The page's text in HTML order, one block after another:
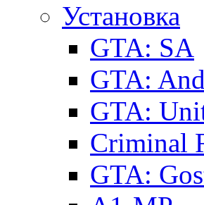
Установка
GTA: SA
GTA:
GTA:
Criminal
GTA: